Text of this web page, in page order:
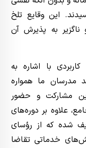
این وقایع تلخ
به پذیرش آن
با اشاره به
مدرسان ما همواره
این مشارکت و حضور
علاوه بر دوره‌های
شده که از رؤسای
خدماتی تقاضا